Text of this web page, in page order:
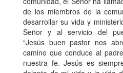
de los miembros de la
desarrollar su vida y
Señor y al servicio del
“Jesús buen pastor nos
camino que conduce al
nuestra fe. Jesús es